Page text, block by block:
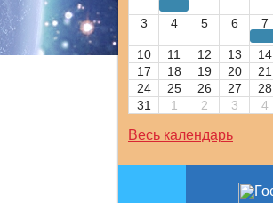
3 4 5 6 7
10 11 12 13 14
17
18 19 20 21
24
25 26 27 28
31
1 2 3 4
Весь календарь